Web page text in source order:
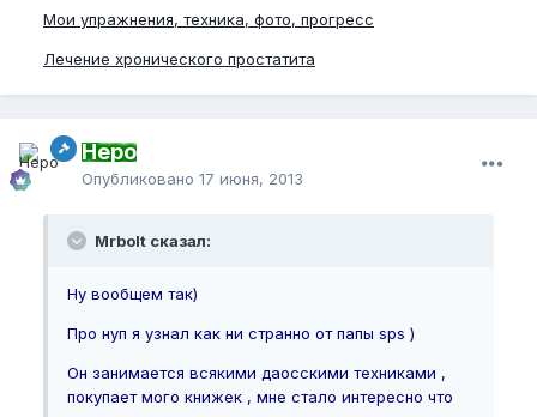
Мои упражнения, техника, фото, прогресс
Лечение хронического простатита
Неро
Опубликовано 17 июня, 2013
Mrbolt сказал:
Ну вообщем так)
Про нуп я узнал как ни странно от папы sps )
Он занимается всякими даосскими техниками ,
покупает мого книжек , мне стало интересно что